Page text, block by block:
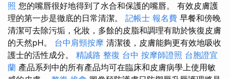
照 您的嘴唇很好地得到了水合和保護的嘴唇。 有效皮膚護
理的第一步是徹底的日常清潔。 記帳士 報名費 早餐和傍晚
清潔可去除污垢，化妝，多餘的皮脂和調理有助於恢復皮膚
的天然pH。 台中肩頸按摩 清潔後，皮膚能夠更有效地吸收
護士的活性成分。 精誠路 整復 台中 按摩師證照 台胞證宜
蘭 產品系列中的所有產品均可在臨床和皮膚病學上使用敏